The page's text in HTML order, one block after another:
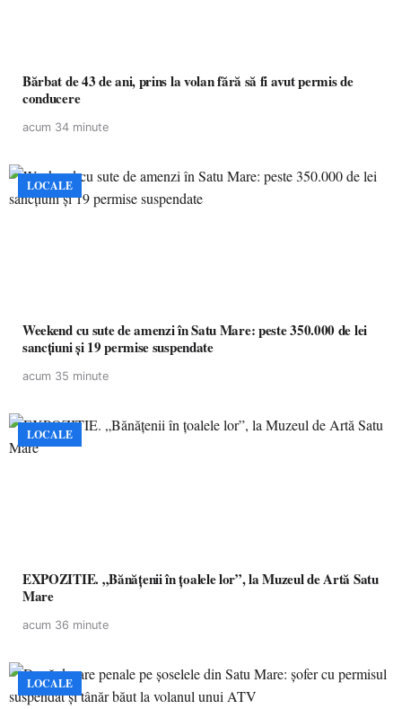
Bărbat de 43 de ani, prins la volan fără să fi avut permis de
conducere
acum 34 minute
LOCALE
Weekend cu sute de amenzi în Satu Mare: peste 350.000 de lei
sancțiuni și 19 permise suspendate
acum 35 minute
LOCALE
EXPOZITIE. „Bănățenii în țoalele lor”, la Muzeul de Artă Satu
Mare
acum 36 minute
LOCALE